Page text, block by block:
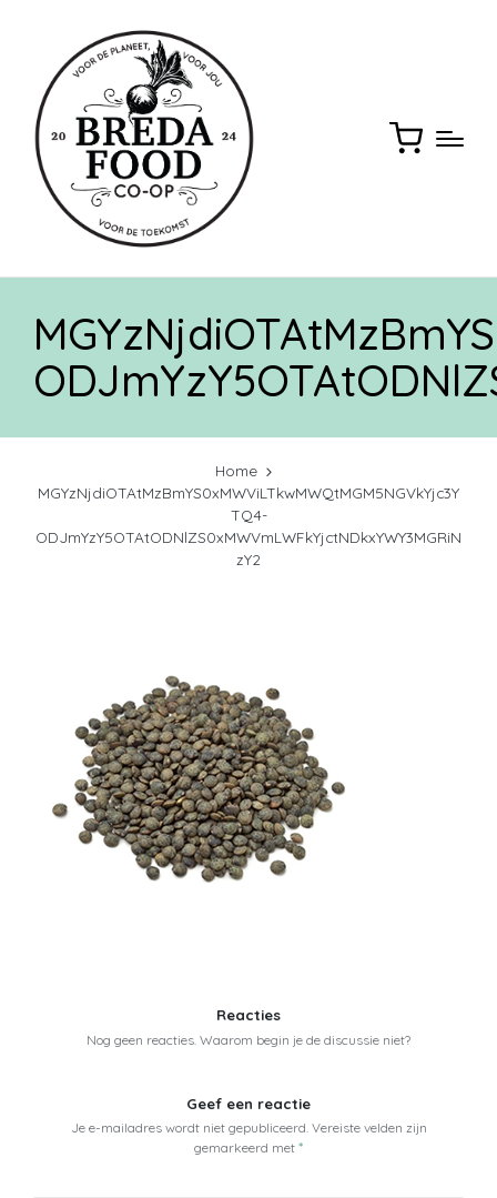
Home
MGYzNjdiOTAtMzBmYS0xMWViLTkwMWQtMGM5NGVkYjc3Y
TQ4-
ODJmYzY5OTAtODNlZS0xMWVmLWFkYjctNDkxYWY3MGRiN
zY2
Reacties
Nog geen reacties. Waarom begin je de discussie niet?
Geef een reactie
Je e-mailadres wordt niet gepubliceerd. Vereiste velden zijn
gemarkeerd met *